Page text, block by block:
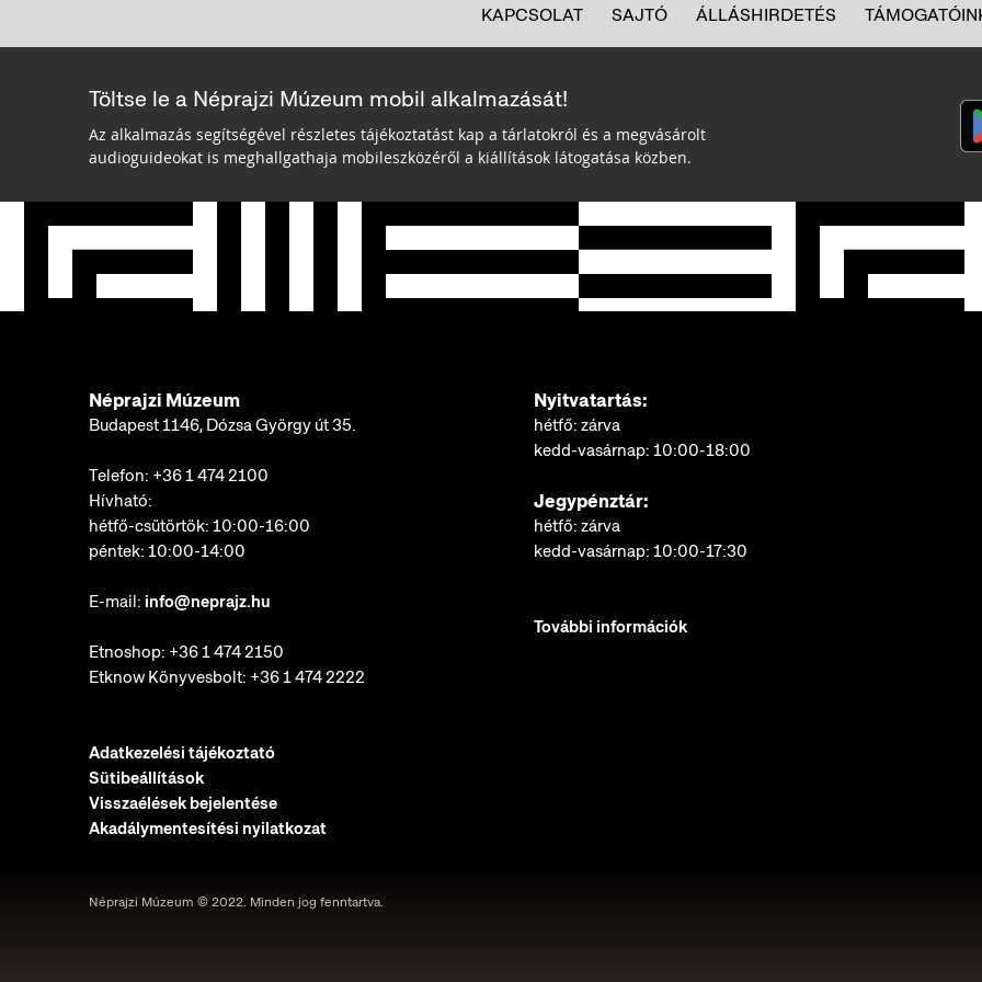
KAPCSOLAT SAJTÓ ÁLLÁSHIRDETÉS
Töltse le a Néprajzi Múzeum mobil alkalmazását!
Az alkalmazás segítségével részletes tájékoztatást kap a tárlatokról és a megvásárolt
audioguideokat is meghallgathaja mobileszközéről a kiállítások látogatása közben.
Néprajzi Múzeum
Budapest 1146, Dózsa György út 35.
Telefon: +36 1 474 2100
Hívható:
hétfő-csütörtök: 10:00-16:00
péntek: 10:00-14:00
E-mail: info@neprajz.hu
Etnoshop: +36 1 474 2150
Etknow Könyvesbolt: +36 1 474 2222
Adatkezelési tájékoztató
Sütibeállítások
Visszaélések bejelentése
Akadálymentesítési nyilatkozat
Nyitvatartás:
hétfő: zárva
kedd-vasárnap: 10:00-18:00
Jegypénztár:
hétfő: zárva
kedd-vasárnap: 10:00-17:30
További információk
Néprajzi Múzeum © 2022. Minden jog fenntartva.